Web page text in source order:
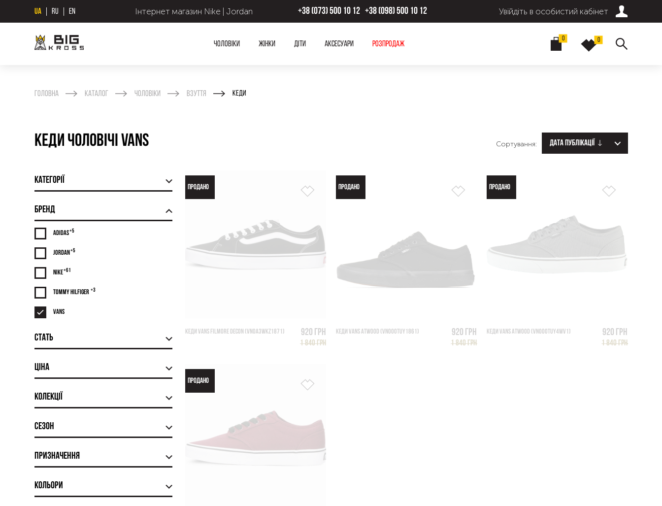
UA RU EN Інтернет магазин Nike | Jordan +38 (073) 500 10 12 +38 (098) 500 10 12 Увійдіть в особистий кабінет
Чоловіки Жінки Діти Аксесуари Розпродаж
0 0
Головна Каталог Чоловіки Взуття Кеди
Кеди чоловічі Vans Сортування: Дата публікації
Категорії
Бренд
Adidas+5
Jordan+5
Nike+61
Tommy Hilfiger +3
Vans
Стать
Ціна
Колекції
Сезон
Призначення
Кольори
ПРОДАНО
КЕДИ VANS FILMORE DECON (VN0A3WKZ1871) 920 грн
1 840 грн
ПРОДАНО
КЕДИ VANS ATWOOD (VN000TUY1861) 920 грн
1 840 грн
ПРОДАНО
КЕДИ VANS ATWOOD (VN000TUY4WV1) 920 грн
1 840 грн
ПРОДАНО